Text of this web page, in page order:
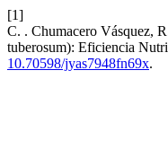
[1]
C. . Chumacero Vásquez,
tuberosum): Eficiencia
10.70598/jyas7948fn69x.